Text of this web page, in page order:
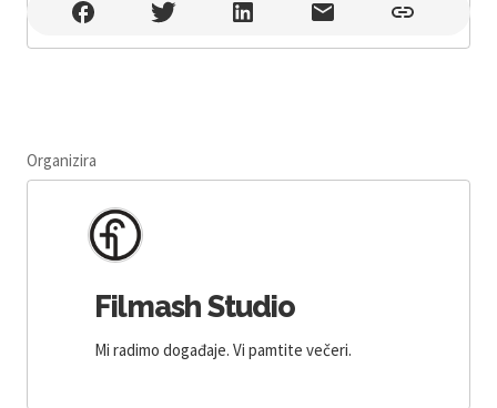
Dvorana Lora , Split
Organizira
Filmash Studio
Mi radimo događaje. Vi pamtite večeri.